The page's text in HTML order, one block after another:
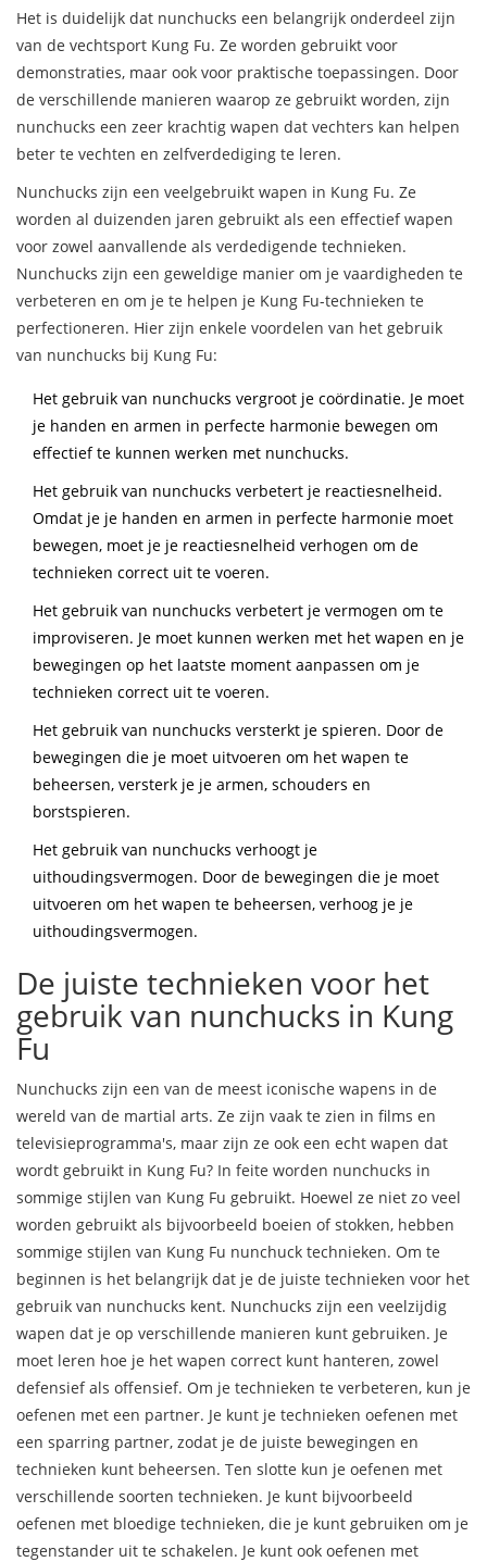
Het is duidelijk dat nunchucks een belangrijk onderdeel zijn
van de vechtsport Kung Fu. Ze worden gebruikt voor
demonstraties, maar ook voor praktische toepassingen. Door
de verschillende manieren waarop ze gebruikt worden, zijn
nunchucks een zeer krachtig wapen dat vechters kan helpen
beter te vechten en zelfverdediging te leren.
Nunchucks zijn een veelgebruikt wapen in Kung Fu. Ze
worden al duizenden jaren gebruikt als een effectief wapen
voor zowel aanvallende als verdedigende technieken.
Nunchucks zijn een geweldige manier om je vaardigheden te
verbeteren en om je te helpen je Kung Fu-technieken te
perfectioneren. Hier zijn enkele voordelen van het gebruik
van nunchucks bij Kung Fu:
Het gebruik van nunchucks vergroot je coördinatie. Je moet
je handen en armen in perfecte harmonie bewegen om
effectief te kunnen werken met nunchucks.
Het gebruik van nunchucks verbetert je reactiesnelheid.
Omdat je je handen en armen in perfecte harmonie moet
bewegen, moet je je reactiesnelheid verhogen om de
technieken correct uit te voeren.
Het gebruik van nunchucks verbetert je vermogen om te
improviseren. Je moet kunnen werken met het wapen en je
bewegingen op het laatste moment aanpassen om je
technieken correct uit te voeren.
Het gebruik van nunchucks versterkt je spieren. Door de
bewegingen die je moet uitvoeren om het wapen te
beheersen, versterk je je armen, schouders en
borstspieren.
Het gebruik van nunchucks verhoogt je
uithoudingsvermogen. Door de bewegingen die je moet
uitvoeren om het wapen te beheersen, verhoog je je
uithoudingsvermogen.
De juiste technieken voor het
gebruik van nunchucks in Kung
Fu
Nunchucks zijn een van de meest iconische wapens in de
wereld van de martial arts. Ze zijn vaak te zien in films en
televisieprogramma's, maar zijn ze ook een echt wapen dat
wordt gebruikt in Kung Fu? In feite worden nunchucks in
sommige stijlen van Kung Fu gebruikt. Hoewel ze niet zo veel
worden gebruikt als bijvoorbeeld boeien of stokken, hebben
sommige stijlen van Kung Fu nunchuck technieken. Om te
beginnen is het belangrijk dat je de juiste technieken voor het
gebruik van nunchucks kent. Nunchucks zijn een veelzijdig
wapen dat je op verschillende manieren kunt gebruiken. Je
moet leren hoe je het wapen correct kunt hanteren, zowel
defensief als offensief. Om je technieken te verbeteren, kun je
oefenen met een partner. Je kunt je technieken oefenen met
een sparring partner, zodat je de juiste bewegingen en
technieken kunt beheersen. Ten slotte kun je oefenen met
verschillende soorten technieken. Je kunt bijvoorbeeld
oefenen met bloedige technieken, die je kunt gebruiken om je
tegenstander uit te schakelen. Je kunt ook oefenen met